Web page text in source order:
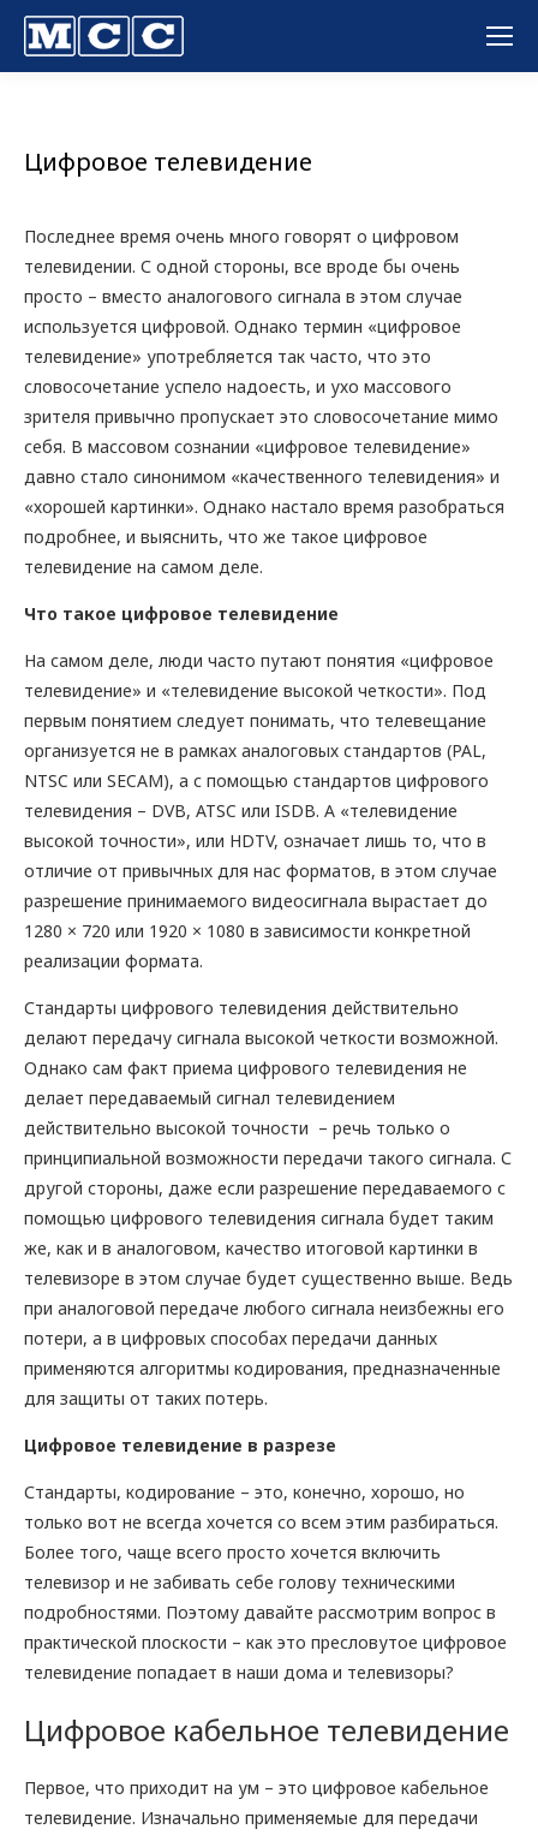
Цифровое телевидение
Последнее время очень много говорят о цифровом
телевидении. С одной стороны, все вроде бы очень
просто – вместо аналогового сигнала в этом случае
используется цифровой. Однако термин «цифровое
телевидение» употребляется так часто, что это
словосочетание успело надоесть, и ухо массового
зрителя привычно пропускает это словосочетание мимо
себя. В массовом сознании «цифровое телевидение»
давно стало синонимом «качественного телевидения» и
«хорошей картинки». Однако настало время разобраться
подробнее, и выяснить, что же такое цифровое
телевидение на самом деле.
Что такое цифровое телевидение
На самом деле, люди часто путают понятия «цифровое
телевидение» и «телевидение высокой четкости». Под
первым понятием следует понимать, что телевещание
организуется не в рамках аналоговых стандартов (PAL,
NTSC или SECAM), а с помощью стандартов цифрового
телевидения – DVB, ATSC или ISDB. А «телевидение
высокой точности», или HDTV, означает лишь то, что в
отличие от привычных для нас форматов, в этом случае
разрешение принимаемого видеосигнала вырастает до
1280 × 720 или 1920 × 1080 в зависимости конкретной
реализации формата.
Стандарты цифрового телевидения действительно
делают передачу сигнала высокой четкости возможной.
Однако сам факт приема цифрового телевидения не
делает передаваемый сигнал телевидением
действительно высокой точности – речь только о
принципиальной возможности передачи такого сигнала. С
другой стороны, даже если разрешение передаваемого с
помощью цифрового телевидения сигнала будет таким
же, как и в аналоговом, качество итоговой картинки в
телевизоре в этом случае будет существенно выше. Ведь
при аналоговой передаче любого сигнала неизбежны его
потери, а в цифровых способах передачи данных
применяются алгоритмы кодирования, предназначенные
для защиты от таких потерь.
Цифровое телевидение в разрезе
Стандарты, кодирование – это, конечно, хорошо, но
только вот не всегда хочется со всем этим разбираться.
Более того, чаще всего просто хочется включить
телевизор и не забивать себе голову техническими
подробностями. Поэтому давайте рассмотрим вопрос в
практической плоскости – как это пресловутое цифровое
телевидение попадает в наши дома и телевизоры?
Цифровое кабельное телевидение
Первое, что приходит на ум – это цифровое кабельное
телевидение. Изначально применяемые для передачи